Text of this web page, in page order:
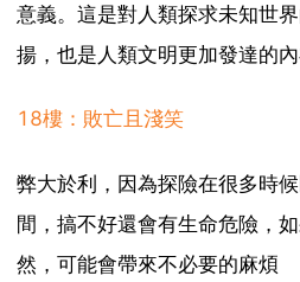
意義。這是對人類探求未知世
揚，也是人類文明更加發達的內
18樓：敗亡且淺笑
弊大於利，因為探險在很多時
間，搞不好還會有生命危險，
然，可能會帶來不必要的麻煩